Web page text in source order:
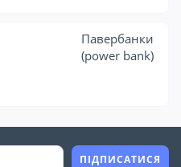
Павербанки
(power bank)
ПІДПИСАТИСЯ